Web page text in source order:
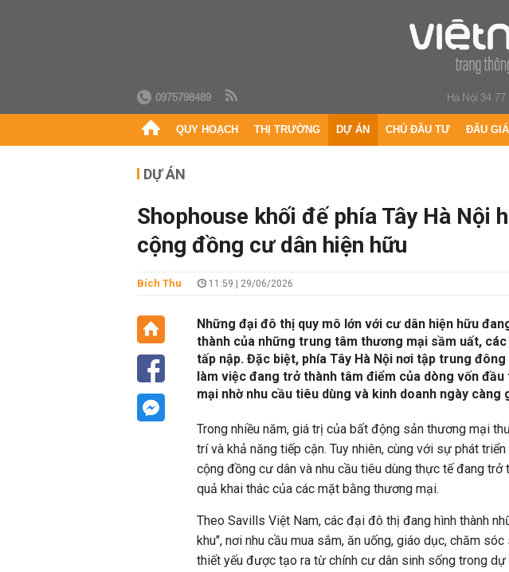
0975798489 Hà Nội 34.77
QUY HOẠCH THỊ TRƯỜNG DỰ ÁN CHỦ ĐẦU TƯ ĐẤU
DỰ ÁN
Shophouse khối đế phía Tây Hà Nội
cộng đồng cư dân hiện hữu
Bích Thu 11:59 | 29/06/2026
Những đại đô thị quy mô lớn với cư dân hiện hữu
thành của những trung tâm thương mại sầm uất,
tấp nập. Đặc biệt, phía Tây Hà Nội nơi tập trung
làm việc đang trở thành tâm điểm của dòng vốn
mại nhờ nhu cầu tiêu dùng và kinh doanh ngày càng
Trong nhiều năm, giá trị của bất động sản thương mại
trí và khả năng tiếp cận. Tuy nhiên, cùng với sự phát
cộng đồng cư dân và nhu cầu tiêu dùng thực tế đang trở
quả khai thác của các mặt bằng thương mại.
Theo Savills Việt Nam, các đại đô thị đang hình thành
khu", nơi nhu cầu mua sắm, ăn uống, giáo dục, chăm
thiết yếu được tạo ra từ chính cư dân sinh sống trong dự